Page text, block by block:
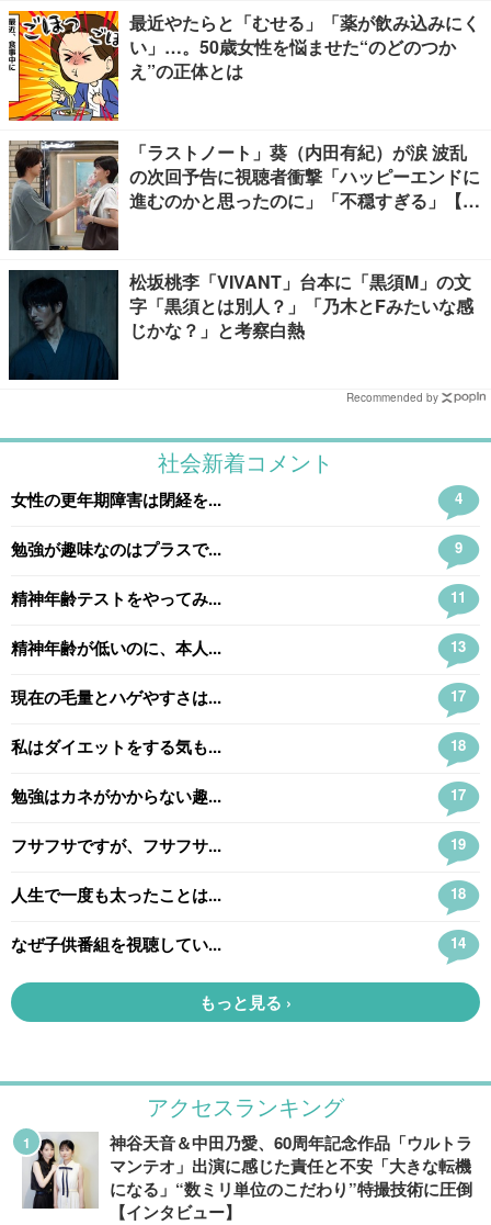
最近やたらと「むせる」「薬が飲み込みにく
い」…。50歳女性を悩ませた“のどのつか
え”の正体とは
「ラストノート」葵（内田有紀）が涙 波乱
の次回予告に視聴者衝撃「ハッピーエンドに
進むのかと思ったのに」「不穏すぎる」【ネ
松坂桃李「VIVANT」台本に「黒須M」の文
字「黒須とは別人？」「乃木とFみたいな感
じかな？」と考察白熱
Recommended by
アクセスランキング
神谷天音＆中田乃愛、60周年記念作品「ウルトラ
マンテオ」出演に感じた責任と不安「大きな転機
になる」“数ミリ単位のこだわり”特撮技術に圧倒
【インタビュー】